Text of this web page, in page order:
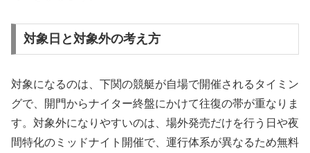
対象日と対象外の考え方
対象になるのは、下関の競艇が自場で開催されるタイミン
グで、開門からナイター終盤にかけて往復の帯が重なりま
す。対象外になりやすいのは、場外発売だけを行う日や夜
間特化のミッドナイト開催で、運行体系が異なるため無料